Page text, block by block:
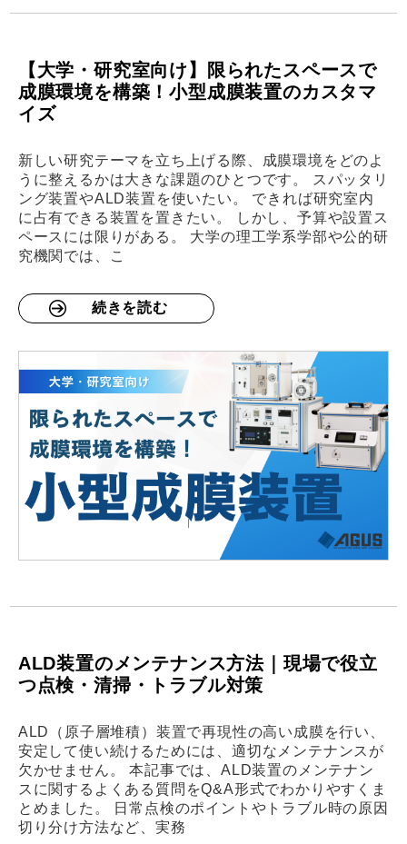
【大学・研究室向け】限られたスペースで
成膜環境を構築！小型成膜装置のカスタマ
イズ
新しい研究テーマを立ち上げる際、成膜環境をどのよ
うに整えるかは大きな課題のひとつです。 スパッタリ
ング装置やALD装置を使いたい。 できれば研究室内
に占有できる装置を置きたい。 しかし、予算や設置ス
ペースには限りがある。 大学の理工学系学部や公的研
究機関では、こ
続きを読む
ALD装置のメンテナンス方法｜現場で役立
つ点検・清掃・トラブル対策
ALD（原子層堆積）装置で再現性の高い成膜を行い、
安定して使い続けるためには、適切なメンテナンスが
欠かせません。 本記事では、ALD装置のメンテナン
スに関するよくある質問をQ&A形式でわかりやすくま
とめました。 日常点検のポイントやトラブル時の原因
切り分け方法など、実務